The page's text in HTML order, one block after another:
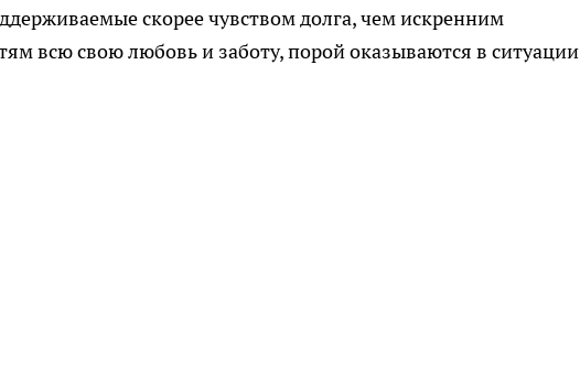
скорее чувством долга, чем искренним
всю свою любовь и заботу, порой оказываются в ситуации